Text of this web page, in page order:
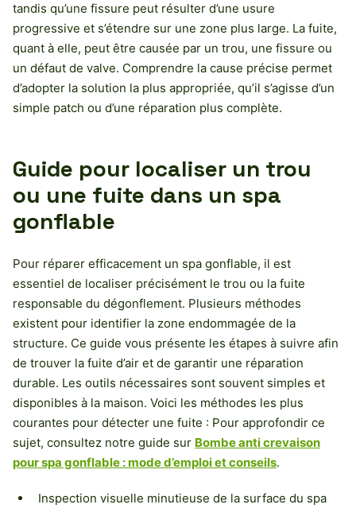
tandis qu’une fissure peut résulter d’une usure
progressive et s’étendre sur une zone plus large. La fuite,
quant à elle, peut être causée par un trou, une fissure ou
un défaut de valve. Comprendre la cause précise permet
d’adopter la solution la plus appropriée, qu’il s’agisse d’un
simple patch ou d’une réparation plus complète.
Guide pour localiser un trou
ou une fuite dans un spa
gonflable
Pour réparer efficacement un spa gonflable, il est
essentiel de localiser précisément le trou ou la fuite
responsable du dégonflement. Plusieurs méthodes
existent pour identifier la zone endommagée de la
structure. Ce guide vous présente les étapes à suivre afin
de trouver la fuite d’air et de garantir une réparation
durable. Les outils nécessaires sont souvent simples et
disponibles à la maison. Voici les méthodes les plus
courantes pour détecter une fuite : Pour approfondir ce
sujet, consultez notre guide sur Bombe anti crevaison
pour spa gonflable : mode d’emploi et conseils.
Inspection visuelle minutieuse de la surface du spa